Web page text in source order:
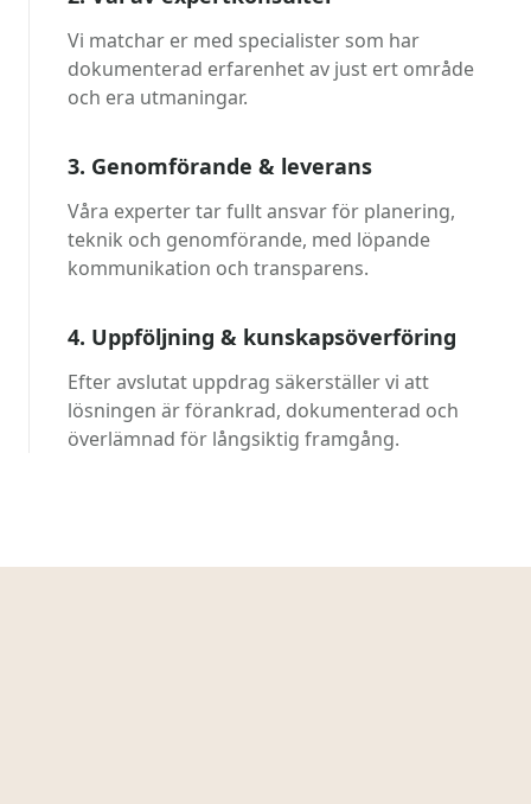
Vi matchar er med specialister som har
dokumenterad erfarenhet av just ert område
och era utmaningar.
3. Genomförande & leverans
Våra experter tar fullt ansvar för planering,
teknik och genomförande, med löpande
kommunikation och transparens.
4. Uppföljning & kunskapsöverföring
Efter avslutat uppdrag säkerställer vi att
lösningen är förankrad, dokumenterad och
överlämnad för långsiktig framgång.